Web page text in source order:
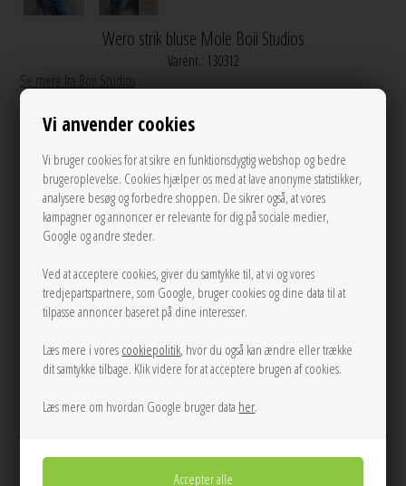
Vi anvender cookies
Vi bruger cookies for at sikre en funktionsdygtig webshop og bedre
brugeroplevelse. Cookies hjælper os med at lave anonyme statistikker,
analysere besøg og forbedre shoppen. De sikrer også, at vores
kampagner og annoncer er relevante for dig på sociale medier,
Google og andre steder.
Ved at acceptere cookies, giver du samtykke til, at vi og vores
tredjepartspartnere, som Google, bruger cookies og dine data til at
tilpasse annoncer baseret på dine interesser.
Læs mere i vores cookiepolitik, hvor du også kan ændre eller trække
dit samtykke tilbage. Klik videre for at acceptere brugen af cookies.
Læs mere om hvordan Google bruger data her.
Wero strik bluse Mole Boii Studios
Varenr.: 130312
Se mere fra Boii Studios
400,00
L/XL XS/S S/M
LÆG I KURVEN
Tilføj til Ønskeskyen
Brun strik/sweat/bluse fra Boii Studios med en løs pasform og brede ærmer i
den blødeste kvalitet.
Længde: 57 cm